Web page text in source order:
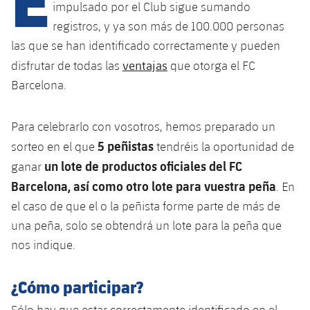
plusicon
más
Instalaciones
Spotify Camp Nou
Palau Blaugrana
Estadi Johan Cruyff
Barça Cafe
La Masia
plusicon
más
plusicon
más
SUB13
SUB12
SUB11 B
SUB10 A
SUB10 B
SUB9 A
SUB13 B
SUB12 C
Entradas
Gameday Shows
Clasificación
Jugadores
Fotos
Historia
Palmarés
Base
Barça Atlètic
Cadete B
Infantil A
Infantil B
Mini
Campus Verano
PLUSICON
MÁS
plusicon
más
Calendario
Entradas
Resultados
Clasificaciones
Jugadores
plusicon
más
Actualidad
Calendario
Resultados
Jugadores
plusicon
más
Actualidad
Juvenil
Cadete B
PLUSICON
MÁS
Primer equipo
Actualidad
impulsado por el Club sigue sumando
registros, y ya son más de 100.000 personas
las que se han identificado correctamente y pueden
disfrutar de todas las ventajas que otorga el FC
Barcelona.
Para celebrarlo con vosotros, hemos preparado un
sorteo en el que 5 peñistastendréis la oportunidad de
ganar un lote de productos oficiales del FC
Barcelona, así como otro lote para vuestra peña . En
el caso de que el o la peñista forme parte de más de
una peña, solo se obtendrá un lote para la peña que
nos indique.
¿Cómo participar?